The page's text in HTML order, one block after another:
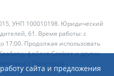
сайта и предложения
УНП 100010198. Юридический
61. Время работы: с
17:00. Продолжая использовать
файлов Cookies и других